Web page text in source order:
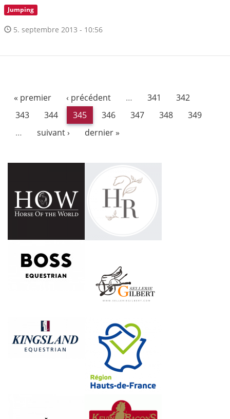
Jumping
5. septembre 2013 - 10:56
« premier ‹ précédent … 341
342
343
344 345 346 347 348
349
…
suivant › dernier »